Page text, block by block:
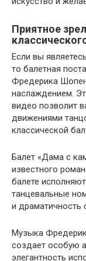
Приятное
Если вы
то балетная
Фредерика
наслаждением.
видео позволит
движениями
классической
Балет «Дама с
известного
балете
танцевальные
и драматичность
Музыка
создает особую
элегантность